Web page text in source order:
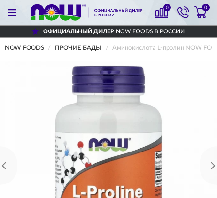
0 0
ОФИЦИАЛЬНЫЙ ДИЛЕРNOW FOODS В РОССИИ
NOW FOODS ПРОЧИЕ БАДЫ Аминокислота L-пролин NOW